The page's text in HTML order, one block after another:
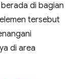
di bagian
tersebut
di area